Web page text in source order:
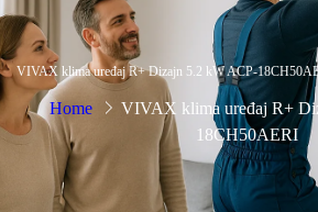
VIVAX klima uređaj R+ Dizajn 5.2 kW ACP-
Home
VIVAX klima uređaj R+
18CH50AERI